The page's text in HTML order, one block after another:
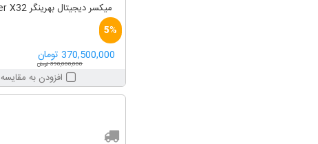
5%
میکسر دیجیتال بهرینگر Behringer X32
370,500,000 تومان
390,000,000 تومان
افزودن به مقایسه